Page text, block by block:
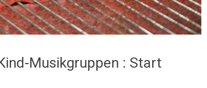
Musikgruppen : Start